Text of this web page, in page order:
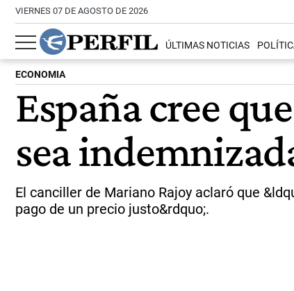
VIERNES 07 DE AGOSTO DE 2026
ÚLTIMAS NOTICIAS
ECONOMIA
España cree
sea
El canciller de Mariano Rajoy aclaró que
pago de un precio justo&rdquo;.